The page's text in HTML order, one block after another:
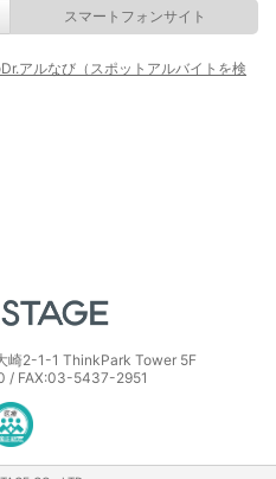
スマートフォンサイト
アルなび（スポットアルバイトを検
崎2-1-1 ThinkPark Tower 5F
/ FAX:03-5437-2951